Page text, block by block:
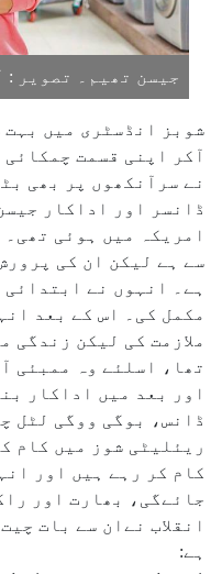
جیسن تھیم۔ تصویر :
شوبز انڈسٹری میں
آکر اپنی قسمت
نے سرآنکھوں پر بھی
ڈانسر اور اداکار
امریکہ میں ہوئی
سے ہے لیکن ان کی
ہے۔ انہوں نے
مکمل کی۔ اس کے بعد
ملازمت کی لیکن زندگی
تھا، اسلئے وہ ممبئی
اور بعد میں اداکار
ڈانس، بوگی ووگی لٹل
کام کر رہے ہیں اور
جائےگی، بھارت اور
انقلاب نےان سے بات
ہے: